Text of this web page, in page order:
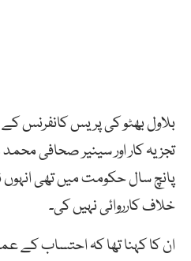
بلاول بھٹو کی پریس کانفرنس
تجزیہ کار اور سینیر صحافی
پانچ سال حکومت میں تھی
خلاف کارروائی نہیں کی۔
ان کا کہنا تھا کہ احتساب کے